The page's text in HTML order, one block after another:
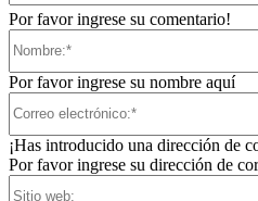
Por favor ingrese su comentario!
Por favor ingrese su nombre aquí
¡Has introducido una dirección de
Por favor ingrese su dirección de